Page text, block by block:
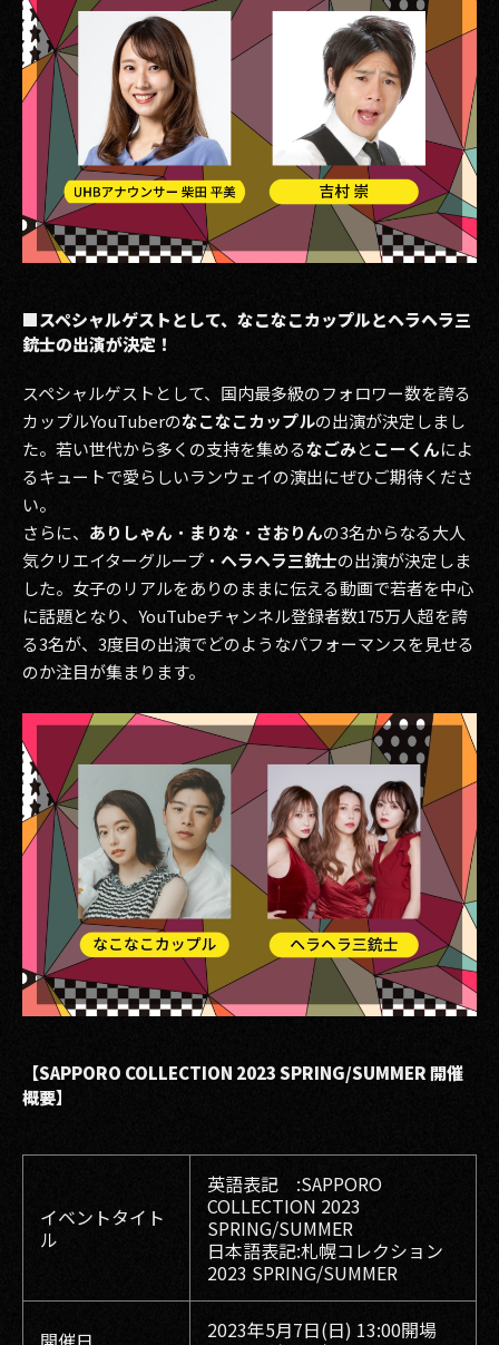
■スペシャルゲストとして、なこなこカップルとヘラヘラ三
銃士の出演が決定！
スペシャルゲストとして、国内最多級のフォロワー数を誇る
カップルYouTuberのなこなこカップルの出演が決定しまし
た。若い世代から多くの支持を集めるなごみとこーくんによ
るキュートで愛らしいランウェイの演出にぜひご期待くださ
い。
さらに、 ありしゃん ・ まりな ・ さおりんの3名からなる大人
気クリエイターグループ・ ヘラヘラ三銃士の出演が決定しま
した。女子のリアルをありのままに伝える動画で若者を中心
に話題となり、YouTubeチャンネル登録者数175万人超を誇
る3名が、3度目の出演でどのようなパフォーマンスを見せる
のか注目が集まります。
【SAPPORO COLLECTION 2023 SPRING/SUMMER 開催
概要】
イベントタイト
ル
英語表記 :SAPPORO
COLLECTION 2023
SPRING/SUMMER
日本語表記:札幌コレクション
2023 SPRING/SUMMER
2023年5月7日(日) 13:00開場